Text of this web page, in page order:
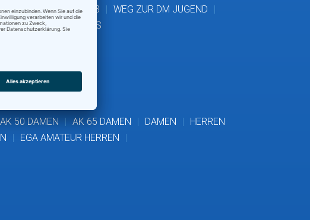
AK 14, 16, 18
WEG ZUR DM JUGEND
GERMAN MASTERS
AK 50 DAMEN AK 65 DAMEN DAMEN
HERREN
EGA AMATEUR HERREN